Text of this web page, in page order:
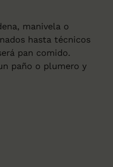
manivela o
hasta técnicos
pan comido.
paño o plumero y